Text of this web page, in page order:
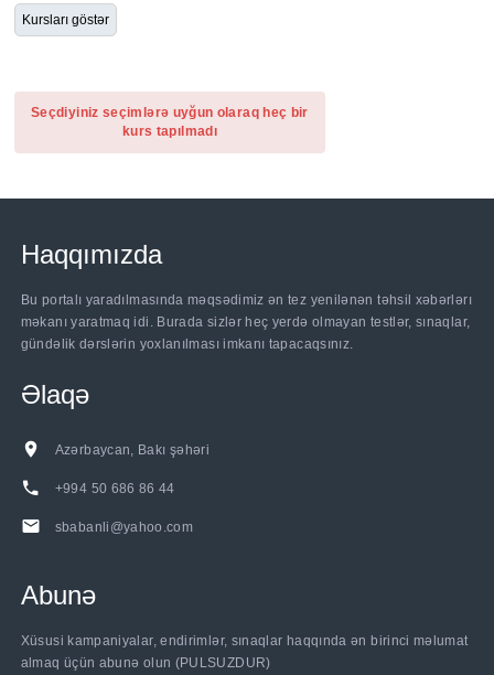
Seçdiyiniz seçimlərə uyğun olaraq heç bir
kurs tapılmadı
Haqqımızda
Bu portalı yaradılmasında məqsədimiz ən tez yenilənən təhsil xəbərlərı
məkanı yaratmaq idi. Burada sizlər heç yerdə olmayan testlər, sınaqlar,
gündəlik dərslərin yoxlanılması imkanı tapacaqsınız.
Əlaqə
Azərbaycan, Bakı şəhəri
+994 50 686 86 44
sbabanli@yahoo.com
Abunə
Xüsusi kampaniyalar, endirimlər, sınaqlar haqqında ən birinci məlumat
almaq üçün abunə olun (PULSUZDUR)